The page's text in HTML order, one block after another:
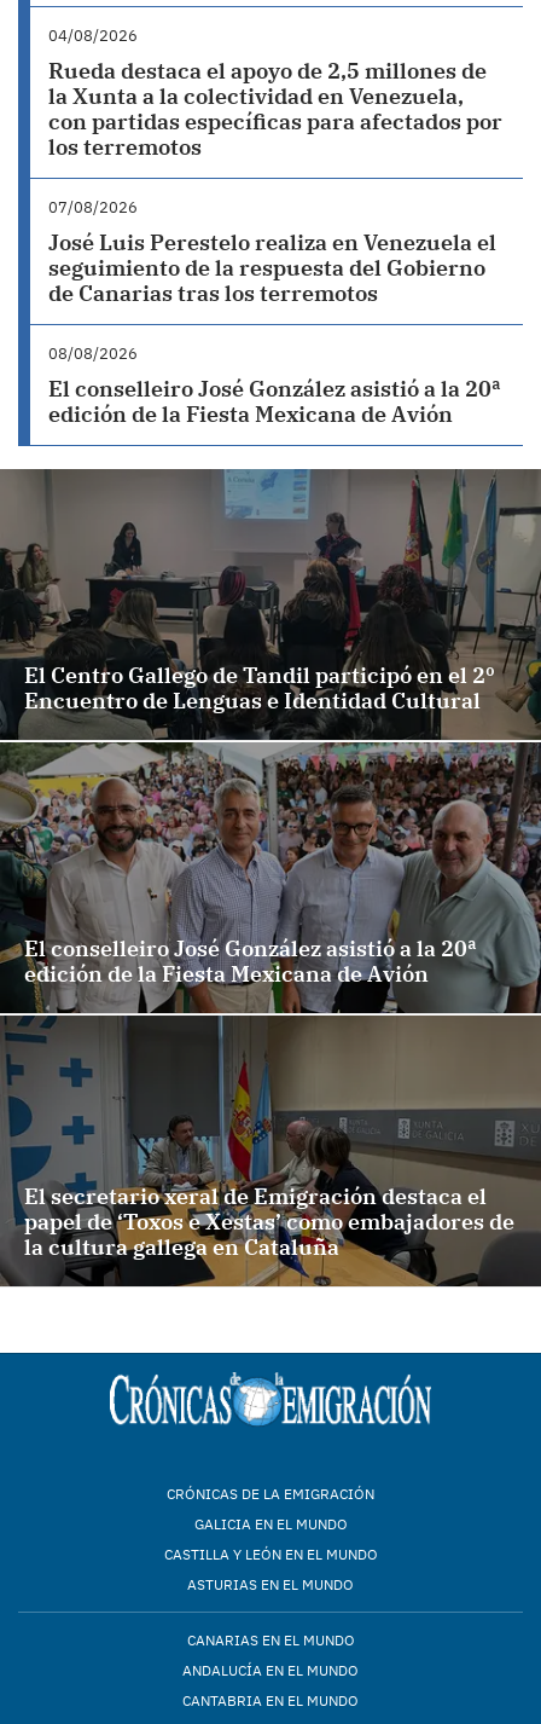
04/08/2026
Rueda destaca el apoyo de 2,5 millones de
la Xunta a la colectividad en Venezuela,
con partidas específicas para afectados por
los terremotos
07/08/2026
José Luis Perestelo realiza en Venezuela el
seguimiento de la respuesta del Gobierno
de Canarias tras los terremotos
08/08/2026
El conselleiro José González asistió a la 20ª
edición de la Fiesta Mexicana de Avión
El Centro Gallego de Tandil participó en el 2º
Encuentro de Lenguas e Identidad Cultural
El conselleiro José González asistió a la 20ª
edición de la Fiesta Mexicana de Avión
El secretario xeral de Emigración destaca el
papel de ‘Toxos e Xestas’ como embajadores de
la cultura gallega en Cataluña
CRÓNICAS DE LA EMIGRACIÓN
GALICIA EN EL MUNDO
CASTILLA Y LEÓN EN EL MUNDO
ASTURIAS EN EL MUNDO
CANARIAS EN EL MUNDO
ANDALUCÍA EN EL MUNDO
CANTABRIA EN EL MUNDO